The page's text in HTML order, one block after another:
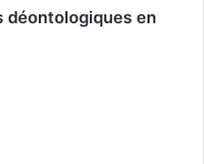
déontologiques en